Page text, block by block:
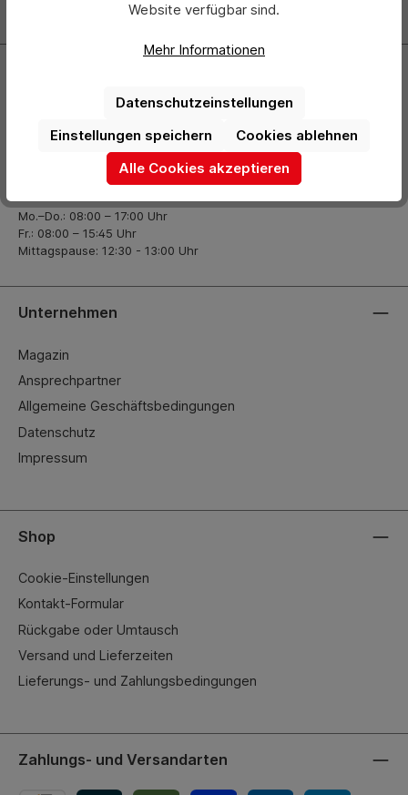
Zur Newsletter Anmeldung
+49 (0) 2261-7099 14
info@hermann-direkt.de
Öffnungszeiten
Mo.–Do.: 08:00 – 17:00 Uhr
Fr.: 08:00 – 15:45 Uhr
Mittagspause: 12:30 - 13:00 Uhr
Unternehmen
Magazin
Ansprechpartner
Allgemeine Geschäftsbedingungen
Datenschutz
Impressum
Shop
Cookie-Einstellungen
Kontakt-Formular
Rückgabe oder Umtausch
Versand und Lieferzeiten
Lieferungs- und Zahlungsbedingungen
Zahlungs- und Versandarten
Website verfügbar sind.
Mehr Informationen
Datenschutzeinstellungen
Cookies ablehnen
Einstellungen speichern
Alle Cookies akzeptieren